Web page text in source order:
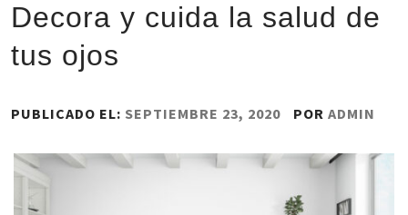
Decora y cuida la salud de
tus ojos
PUBLICADO EL: SEPTIEMBRE 23, 2020 POR ADMIN